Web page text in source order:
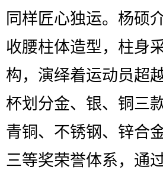
同样匠心独运。杨硕
收腰柱体造型，柱身
构，演绎着运动员超
杯划分金、银、铜三
青铜、不锈钢、锌合
三等奖荣誉体系，通